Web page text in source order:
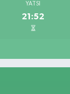
YATSI
21:52